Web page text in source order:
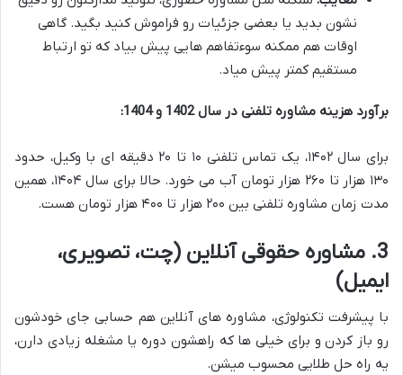
نشون بدید یا بعضی جزئیات رو فراموش کنید بگید. گاهی
اوقات هم ممکنه سوءتفاهم هایی پیش بیاد که تو ارتباط
مستقیم کمتر پیش میاد.
برآورد هزینه مشاوره تلفنی در سال 1402 و 1404:
برای سال ۱۴۰۲، یک تماس تلفنی ۱۰ تا ۲۰ دقیقه ای با وکیل، حدود
۱۳۰ هزار تا ۲۶۰ هزار تومان آب می خورد. حالا برای سال ۱۴۰۴، همین
مدت زمان مشاوره تلفنی بین ۲۰۰ هزار تا ۴۰۰ هزار تومان هست.
3. مشاوره حقوقی آنلاین (چت، تصویری،
ایمیل)
با پیشرفت تکنولوژی، مشاوره های آنلاین هم حسابی جای خودشون
رو باز کردن و برای خیلی ها که راهشون دوره یا مشغله زیادی دارن،
یه راه حل طلایی محسوب میشن.